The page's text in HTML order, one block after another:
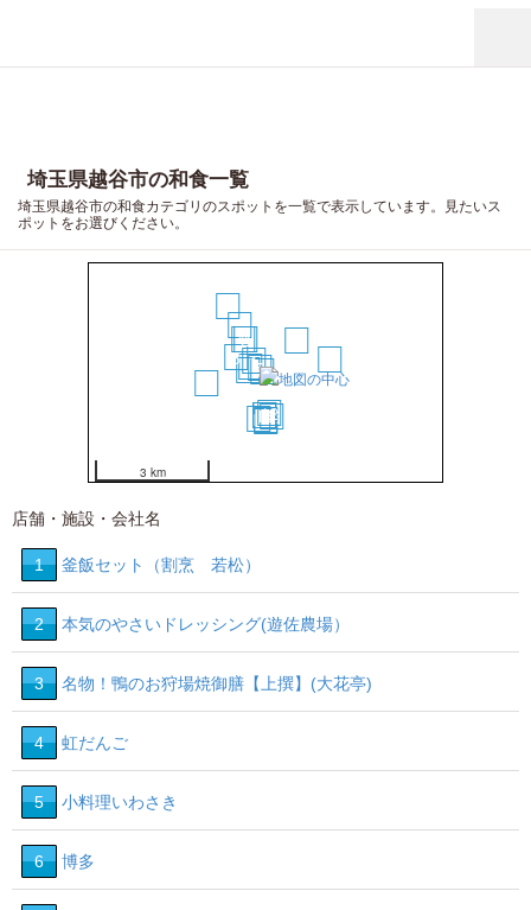
埼玉県越谷市の和食一覧
埼玉県越谷市の和食カテゴリのスポットを一覧で表示しています。見たいス
ポットをお選びください。
1
2
3 56
7
8
9
11
12
13
14
15
16
17
18
19
3 km
店舗・施設・会社名
1 釜飯セット（割烹 若松）
2 本気のやさいドレッシング(遊佐農場）
3 名物！鴨のお狩場焼御膳【上撰】(大花亭)
4 虹だんご
5 小料理いわさき
6 博多